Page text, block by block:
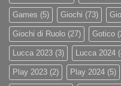
Games (5) Giochi (73)
Giochi di Ruolo (27) Gotico
Lucca 2023 (3) Lucca 2024
Play 2023 (2) Play 2024 (5)